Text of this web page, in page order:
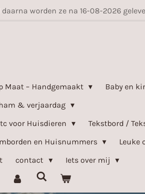
worden ze na 16-08-2026
Maat – Handgemaakt
Baby en
& verjaardag
voor Huisdieren
Tekstbord /
en Huisnummers
Leuke
contact
Iets over mij